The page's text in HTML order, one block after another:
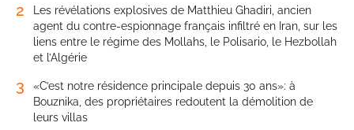
2
Les révélations explosives de Matthieu Ghadiri, ancien
agent du contre-espionnage français infiltré en Iran, sur les
liens entre le régime des Mollahs, le Polisario, le Hezbollah
et l’Algérie
3
«C’est notre résidence principale depuis 30 ans»: à
Bouznika, des propriétaires redoutent la démolition de
leurs villas